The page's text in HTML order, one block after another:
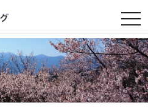
t
o
g
g
l
e
n
a
v
i